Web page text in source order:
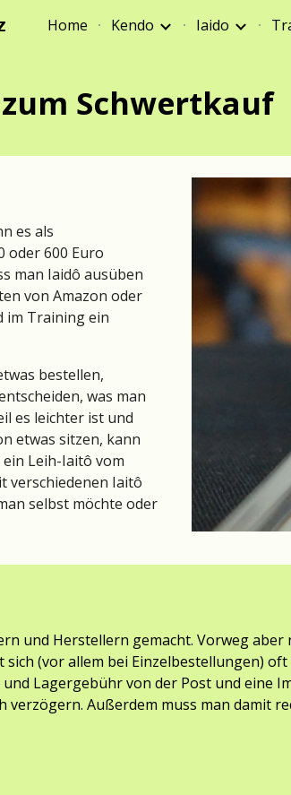
Skip to
Home Kendo Iaido
Schwertkauf
es als
oder 600 Euro
man Iaidô ausüben
von Amazon oder
im Training ein
bestellen,
was man
es leichter ist und
etwas sitzen, kann
Leih-Iaitô vom
verschiedenen Iaitô
selbst möchte oder
und Herstellern gemacht. Vorweg aber
(vor allem bei Einzelbestellungen)
Lagergebühr von der Post und eine
Außerdem muss man damit